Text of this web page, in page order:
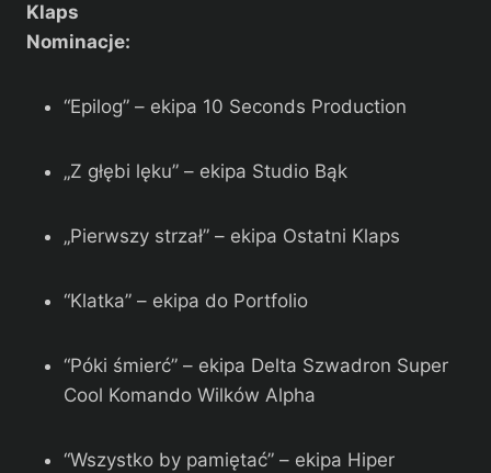
Klaps
Nominacje:
“Epilog” – ekipa 10 Seconds Production
„Z głębi lęku” – ekipa Studio Bąk
„Pierwszy strzał” – ekipa Ostatni Klaps
“Klatka” – ekipa do Portfolio
“Póki śmierć” – ekipa Delta Szwadron Super
Cool Komando Wilków Alpha
“Wszystko by pamiętać” – ekipa Hiper